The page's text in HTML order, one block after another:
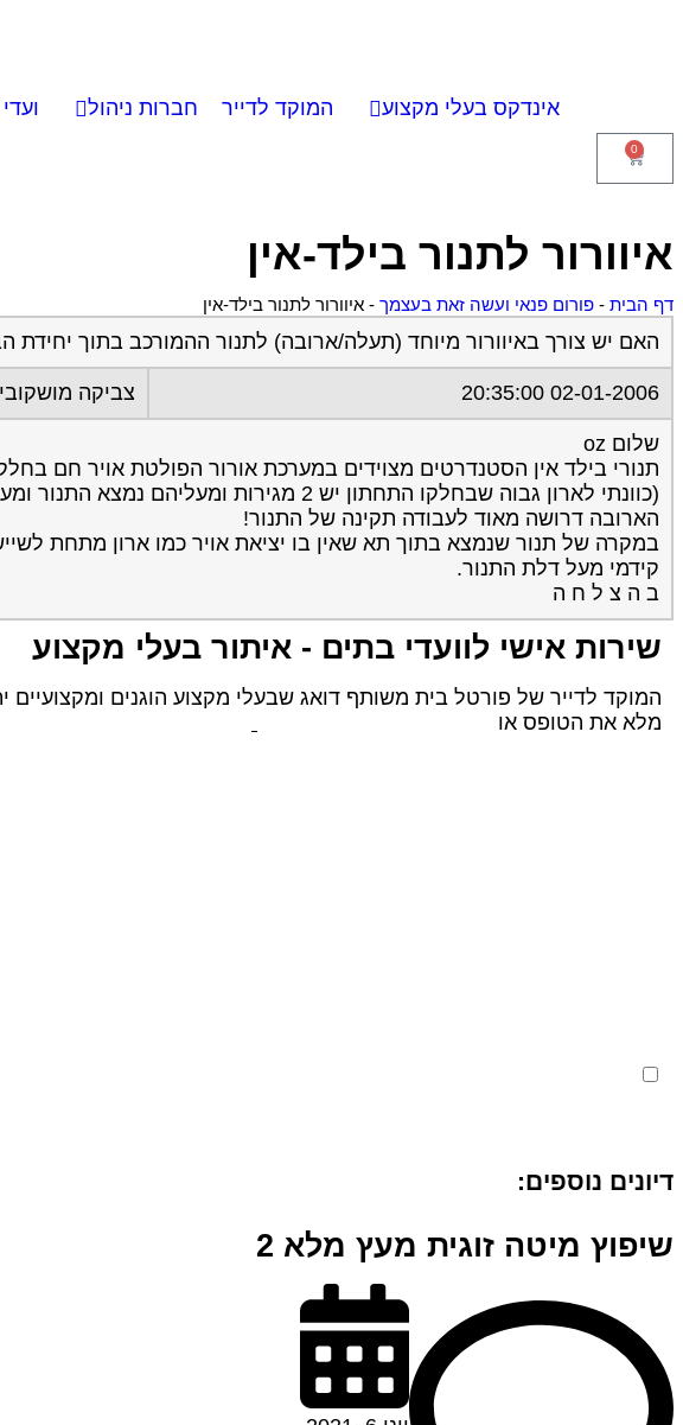
אינדקס בעלי מקצוע המוקד לדייר חברות ניהול
0
איוורור לתנור בילד-אין
דף הבית - פורום פנאי ועשה זאת בעצמך - איוורור לתנור בילד-אין
האם יש צורך באיוורור מיוחד (תעלה/ארובה) לתנור ההמורכב בתוך יחידת
02-01-2006 20:35:00 צביקה
שלום oz
תנורי בילד אין הסטנדרטים מצוידים במערכת אורור הפולטת אויר חם
(כוונתי לארון גבוה שבחלקו התחתון יש 2 מגירות ומעליהם נמצא התנור ומעליו המיקרו ומעליו דלתות ומדפים שונים )הארובה מאחורי תא הדלתות העליון.
הארובה דרושה מאוד לעבודה תקינה של התנור!
במקרה של תנור שנמצא בתוך תא שאין בו יציאת אויר כמו ארון מתחת
קידמי מעל דלת התנור.
ב ה צ ל ח ה
שירות אישי לוועדי בתים - איתור בעלי מקצוע
המוקד לדייר של פורטל בית משותף דואג שבעלי מקצוע הוגנים ומקצועיים
מלא את הטופס או
דיונים נוספים:
שיפוץ מיטה זוגית מעץ מלא 2